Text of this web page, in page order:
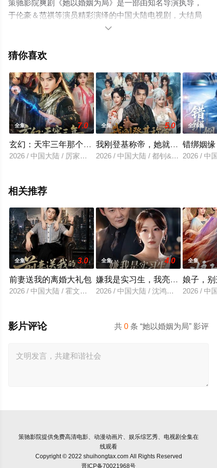
策驰影院爽剧《她以婚姻为局》是一部由知名导演执导，
于伦豪＆范祺等演员精彩演绎的中国大陆电视剧，大结局
剧情已揭晓（全集），手机免费观看高清未删减完整版电
视剧、电视猫或剧情网等平台了解。

猜你喜欢
全集 7.0
玄幻：天牢三年那个纨绔出狱了
2026 / 中国大陆 / 厉家兵＆金泷汐
全集 5.0
我刚登基称帝，她就说我是昏君
2026 / 中国大陆 / 都钊&华越
全76集
错绑姻缘
2026 / 中
相关推荐
全集 3.0
前妻送我的离婚大礼包
2026 / 中国大陆 / 霍文琦＆雷小米
全集 4.0
嫌我是实习生，我亮出老板身份
2026 / 中国大陆 / 沈鸿运＆刘亚倩
全集
娘子，
2026 / 中
共0 条 “她以婚姻为局” 影评
影片评论
策驰影院提供免费高清电影、动漫动画片、娱乐综艺秀、电视剧全集在
线观看
Copyright © 2022 shuihongtax.com All Rights Reserved
晋ICP备70021968号